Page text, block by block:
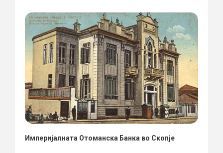
Империјалната Отоманска Банка во Скопје